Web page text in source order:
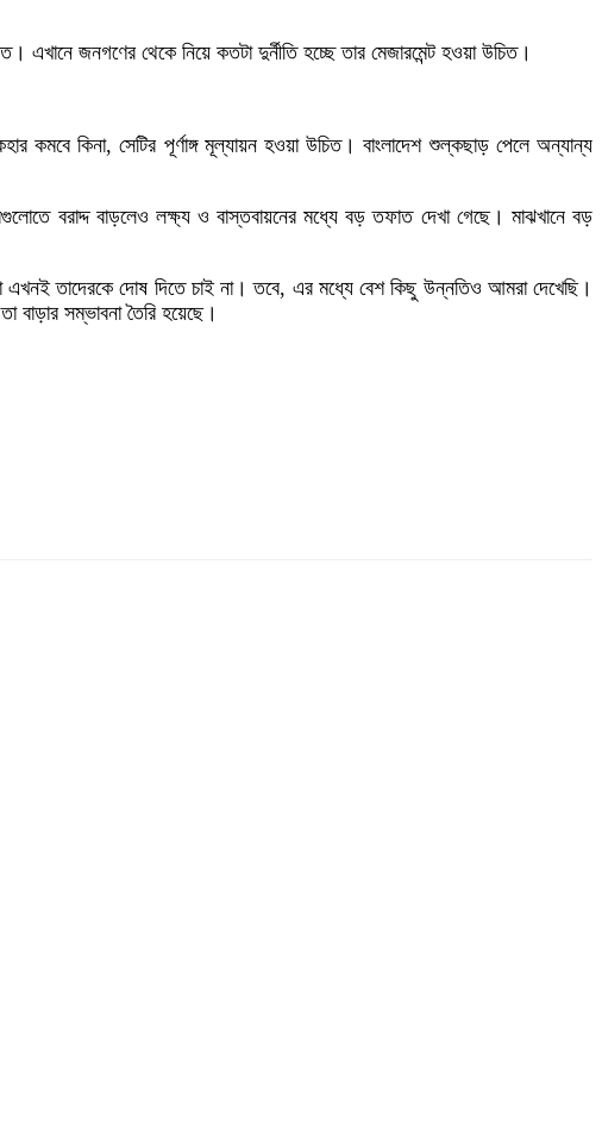
জনগণের থেকে নিয়ে কতটা দুর্নীতি হচ্ছে তার মেজারমেন্ট হওয়া উচিত।
কমবে কিনা, সেটির পূর্ণাঙ্গ মূল্যায়ন হওয়া উচিত। বাংলাদেশ শুল্কছাড় পেলে অন্যান্য
বরাদ্দ বাড়লেও লক্ষ্য ও বাস্তবায়নের মধ্যে বড় তফাত দেখা গেছে। মাঝখানে বড়
তাদেরকে দোষ দিতে চাই না। তবে, এর মধ্যে বেশ কিছু উন্নতিও আমরা দেখেছি।
বাড়ার সম্ভাবনা তৈরি হয়েছে।